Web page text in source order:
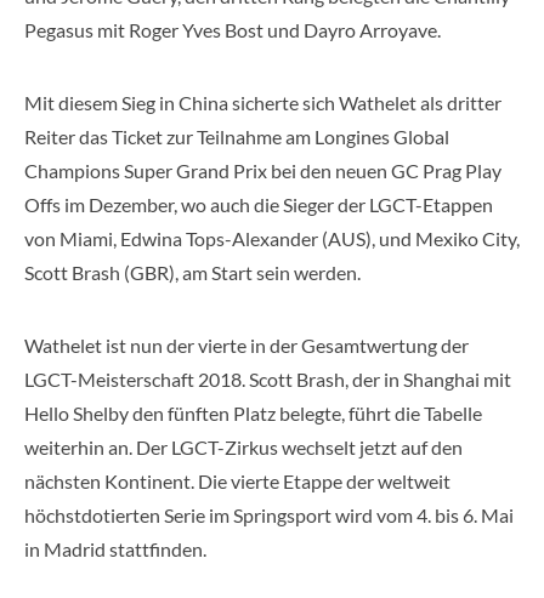
Pegasus mit Roger Yves Bost und Dayro Arroyave.
Mit diesem Sieg in China sicherte sich Wathelet als dritter
Reiter das Ticket zur Teilnahme am Longines Global
Champions Super Grand Prix bei den neuen GC Prag Play
Offs im Dezember, wo auch die Sieger der LGCT-Etappen
von Miami, Edwina Tops-Alexander (AUS), und Mexiko City,
Scott Brash (GBR), am Start sein werden.
Wathelet ist nun der vierte in der Gesamtwertung der
LGCT-Meisterschaft 2018. Scott Brash, der in Shanghai mit
Hello Shelby den fünften Platz belegte, führt die Tabelle
weiterhin an. Der LGCT-Zirkus wechselt jetzt auf den
nächsten Kontinent. Die vierte Etappe der weltweit
höchstdotierten Serie im Springsport wird vom 4. bis 6. Mai
in Madrid stattfinden.